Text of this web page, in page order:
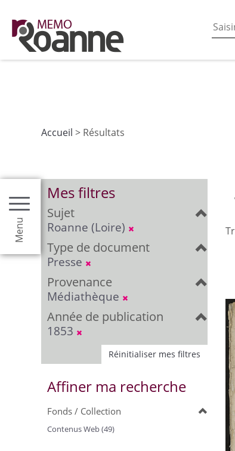
En poursuivant votre navigation sur ce site
les fonctionnalités de partages de contenu sur
Menu
Accueil > Résultats
Mes filtres
Sujet
Roanne (Loire)
Type de document
Presse
Provenance
Médiathèque
Année de publication
1853
Réinitialiser mes filtres
Affiner ma recherche
Fonds / Collection
Contenus Web (49)